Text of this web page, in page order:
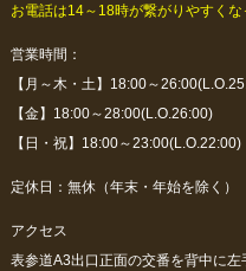
お電話は14～18時が繋がりやすく
営業時間：
【月～木・土】18:00～
【金】18:00～28:00(L.O.26:00)
【日・祝】18:00～23:00(L.O.22:00)
定休日：無休（年末・年始を除く）
アクセス
表参道A3出口正面の交番を背中に